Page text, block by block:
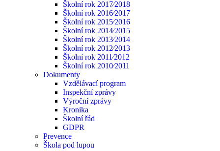
Školní rok 2017⁄2018
Školní rok 2016⁄2017
Školní rok 2015⁄2016
Školní rok 2014⁄2015
Školní rok 2013⁄2014
Školní rok 2012⁄2013
Školní rok 2011⁄2012
Školní rok 2010⁄2011
Dokumenty
Vzdělávací program
Inspekční zprávy
Výroční zprávy
Kronika
Školní řád
GDPR
Prevence
Škola pod lupou